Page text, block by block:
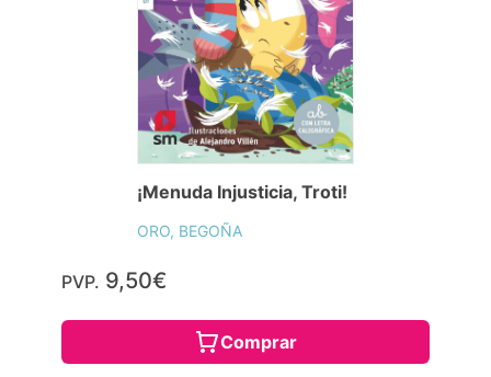
¡Menuda Injusticia, Troti!
ORO, BEGOÑA
PVP. 9,50€
Comprar